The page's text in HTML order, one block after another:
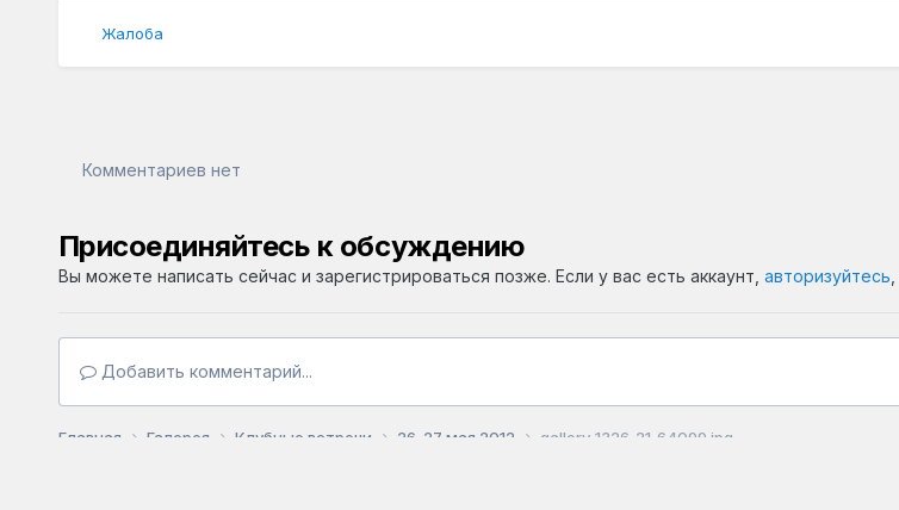
Жалоба
Комментариев нет
Присоединяйтесь к обсуждению
Вы можете написать сейчас и зарегистрироваться позже. Если у вас есть аккаунт, авторизуйтесь
Добавить комментарий...
Главная Галерея Клубные встречи 26-27 мая 2012 gallery_1326_21_64099.jpg